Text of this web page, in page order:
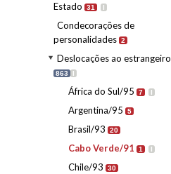
Estado
31 I
Condecorações de
personalidades 2
Deslocações ao estrangeiro
863 I
África do Sul/95 7 I
Argentina/95 5
Brasil/93 20
Cabo Verde/91 1 I
Chile/93 30